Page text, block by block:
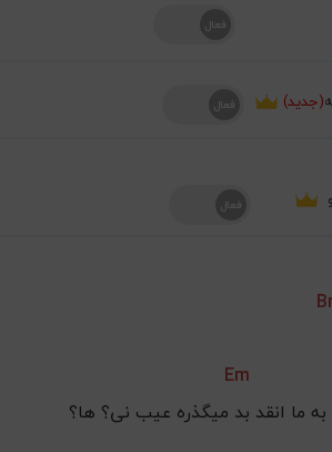
(جدید)
Em
به ما انقد بد میگذره عیب نی؟ ها؟